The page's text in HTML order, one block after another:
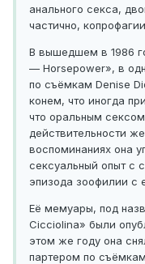
анального секса,
частично,
В вышедшем в 1986
— Horsepower», в
по съёмкам Denise
конем, что иногда
что оральным
действительности
воспоминаниях она
сексуальный опыт с
эпизода зоофилии с
Её мемуары, под
Cicciolina» были
этом же году она
партером по